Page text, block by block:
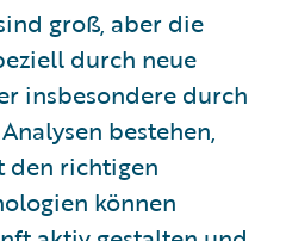
groß, aber die
durch neue
insbesondere durch
bestehen,
den richtigen
können